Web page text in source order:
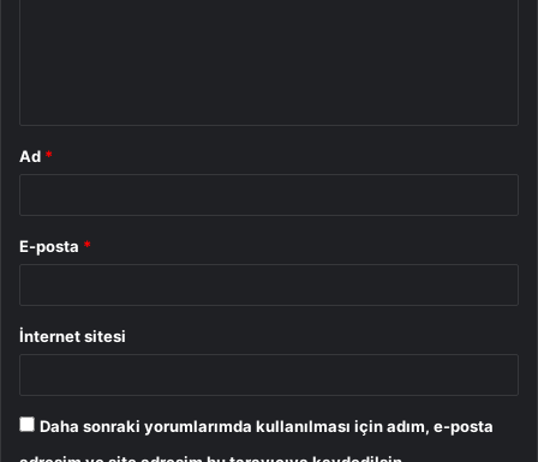
Ad *
E-posta *
İnternet sitesi
Daha sonraki yorumlarımda kullanılması için adım, e-posta